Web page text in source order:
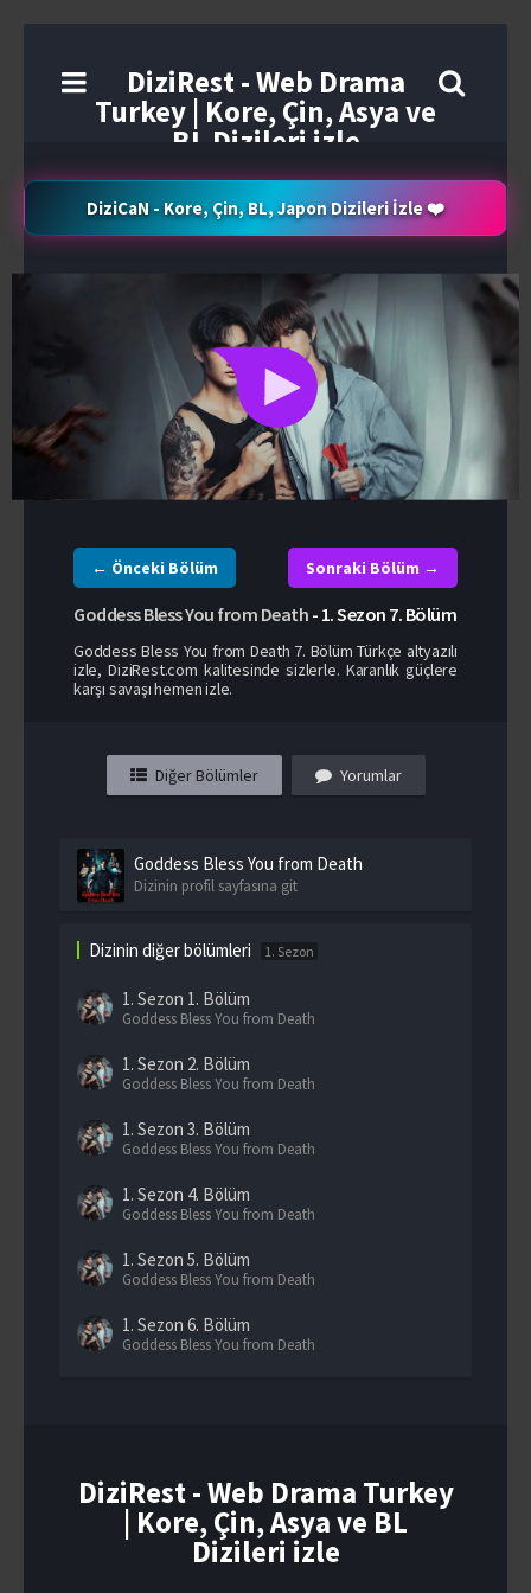
DiziRest - Web Drama
Turkey | Kore, Çin, Asya ve
BL Dizileri izle
DiziCaN - Kore, Çin, BL, Japon Dizileri İzle ❤️
← Önceki Bölüm Sonraki Bölüm →
Goddess Bless You from Death - 1. Sezon 7. Bölüm
Goddess Bless You from Death 7. Bölüm Türkçe altyazılı
izle, DiziRest.com kalitesinde sizlerle. Karanlık güçlere
karşı savaşı hemen izle.
Diğer Bölümler Yorumlar
Goddess Bless You from Death
Dizinin profil sayfasına git
Dizinin diğer bölümleri 1. Sezon
1. Sezon 1. Bölüm
Goddess Bless You from Death
1. Sezon 2. Bölüm
Goddess Bless You from Death
1. Sezon 3. Bölüm
Goddess Bless You from Death
1. Sezon 4. Bölüm
Goddess Bless You from Death
1. Sezon 5. Bölüm
Goddess Bless You from Death
1. Sezon 6. Bölüm
Goddess Bless You from Death
1. Sezon9. Bölüm
Goddess Bless You from Death
DiziRest - Web Drama Turkey
| Kore, Çin, Asya ve BL
Dizileri izle